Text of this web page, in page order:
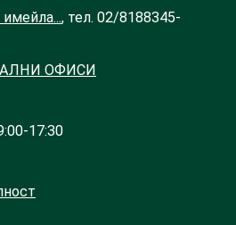
, тел. 02/8188345-
ОФИСИ
17:30